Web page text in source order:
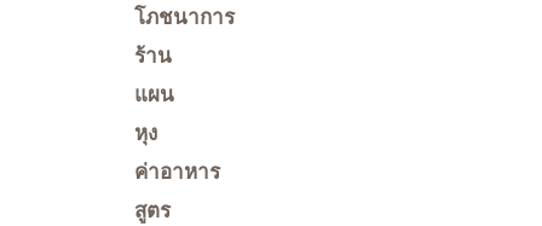
โภชนาการ
ร้าน
แผน
หุง
ค่าอาหาร
สูตร